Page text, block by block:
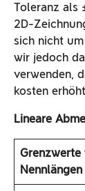
Toleranz als
2D-
sich nicht
wir jedoch
verwenden,
kosten
Lineare
Nennlängen